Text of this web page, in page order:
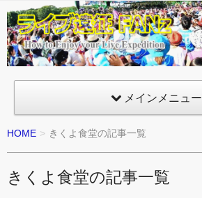
ライ
ブ遠
征
FANz
メインメニュー
HOME きくよ食堂の記事一覧
きくよ食堂の記事一覧